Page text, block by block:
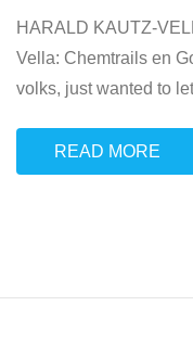
HARALD KAUTZ-
Vella: Chemtrails en
volks, just wanted to
READ MORE